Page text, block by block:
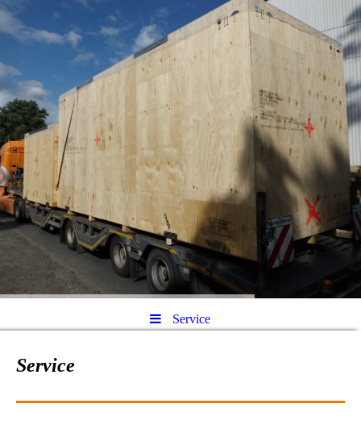
Service
Service